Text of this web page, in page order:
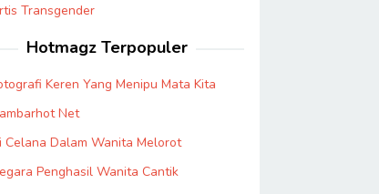
Transgender
Hotmagz Terpopuler
Keren Yang Menipu Mata Kita
Net
Celana Dalam Wanita Melorot
Penghasil Wanita Cantik